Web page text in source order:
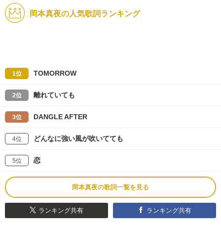
岡本真夜の人気歌詞ランキング
1位 TOMORROW
2位 離れていても
3位 DANGLE AFTER
4位 どんなに強い風が吹いてても
5位 恋
岡本真夜の歌詞一覧を見る
ランキング共有 ランキング共有